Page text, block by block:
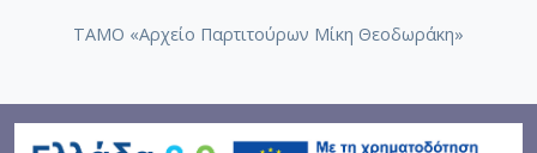
ΤΑΜΟ «Αρχείο Παρτιτούρων Μίκη Θεοδωράκη»